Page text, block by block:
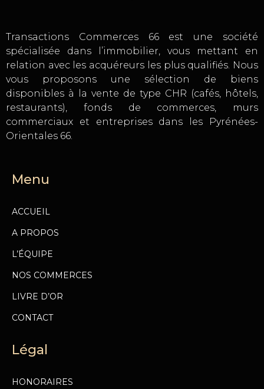
Transactions Commerces 66 est une société
spécialisée dans l’immobilier, vous mettant en
relation avec les acquéreurs les plus qualifiés. Nous
vous proposons une sélection de biens
disponibles à la vente de type CHR (cafés, hôtels,
restaurants), fonds de commerces, murs
commerciaux et entreprises dans les Pyrénées-
Orientales 66.
Menu
ACCUEIL
A PROPOS
L’ÉQUIPE
NOS COMMERCES
LIVRE D’OR
CONTACT
Légal
HONORAIRES